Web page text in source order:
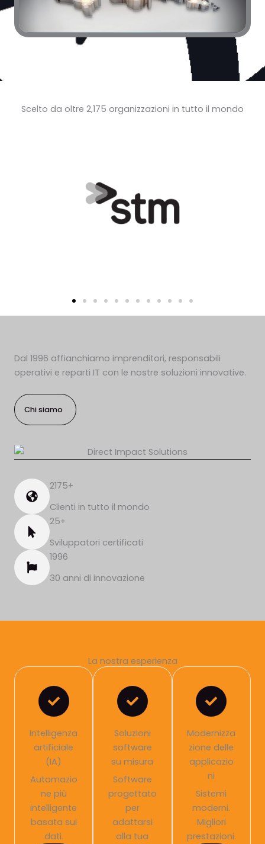
Scelto da oltre 2,175 organizzazioni in tutto il mondo
Dal 1996 affianchiamo imprenditori, responsabili
operativi e reparti IT con le nostre soluzioni innovative.
Chi siamo
2175+
Clienti in tutto il mondo
25+
Sviluppatori certificati
1996
30 anni di innovazione
La nostra esperienza
Intelligenza
artificiale
(IA)
Automazio
ne più
intelligente
basata sui
dati.
Soluzioni
software
su misura
Software
progettato
per
adattarsi
alla tua
Modernizza
zione delle
applicazio
ni
Sistemi
moderni.
Migliori
prestazioni.